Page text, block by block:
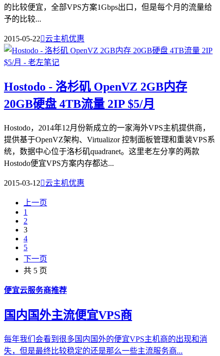
的比较便宜，全部VPS方案1Gbps出口，但是每个月的流量给
予的比较...
2015-05-22云主机优惠
Hostodo - 洛杉矶 OpenVZ 2GB内存
20GB硬盘 4TB流量 2IP $5/月
Hostodo，2014年12月份新成立的一家海外VPS主机提供商，
提供基于OpenVZ架构、Virtualizor 控制面板管理和重装VPS系
统，数据中心位于洛杉矶quadranet。这里老左分享的两款
Hostodo便宜VPS方案内存都达...
2015-03-12云主机优惠
上一页
1
2
3
4
5
下一页
共 5 页
便宜云服务商推荐
国内国外主流便宜VPS商
每年我们会看到很多国内国外的便宜VPS主机商的出现和消
失，但是最终比较稳定的还是那么一些主流服务商...